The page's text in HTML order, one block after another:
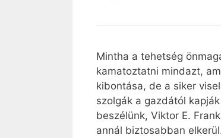
Mintha a tehetség
kamatoztatni mindazt,
kibontása, de a siker
szolgák a gazdától
beszélünk, Viktor E.
annál biztosabban